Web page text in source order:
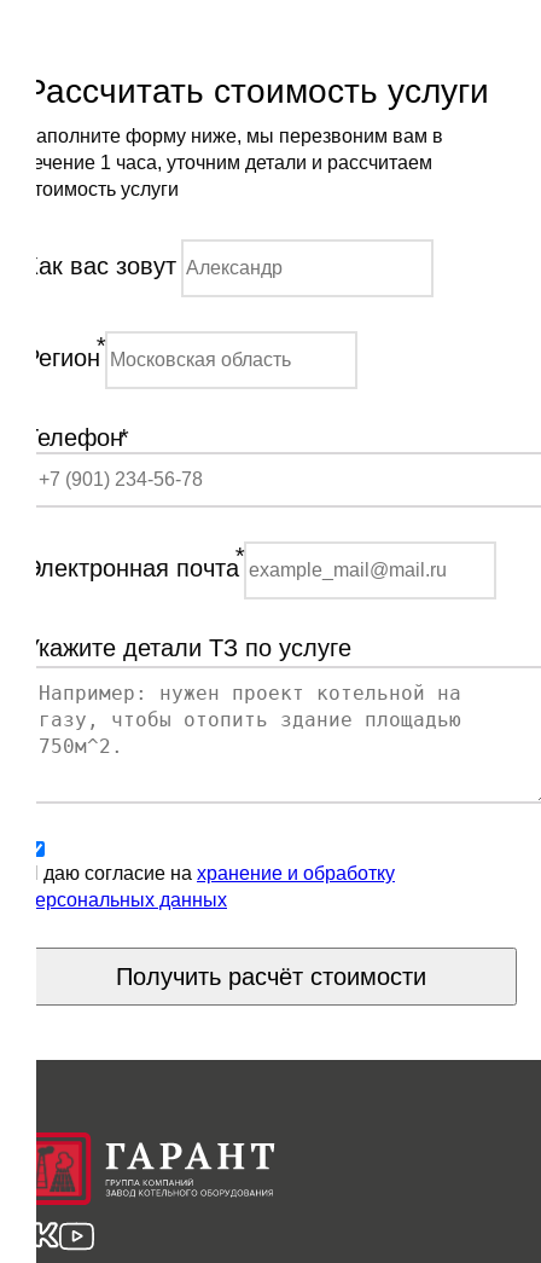
Рассчитать стоимость услуги
Заполните форму ниже, мы перезвоним вам в
течение 1 часа, уточним детали и рассчитаем
стоимость услуги
Как вас зовут
Регион*
Телефон*
Электронная почта*
Укажите детали ТЗ по услуге
Я даю согласие на хранение и обработку
персональных данных
Получить расчёт стоимости